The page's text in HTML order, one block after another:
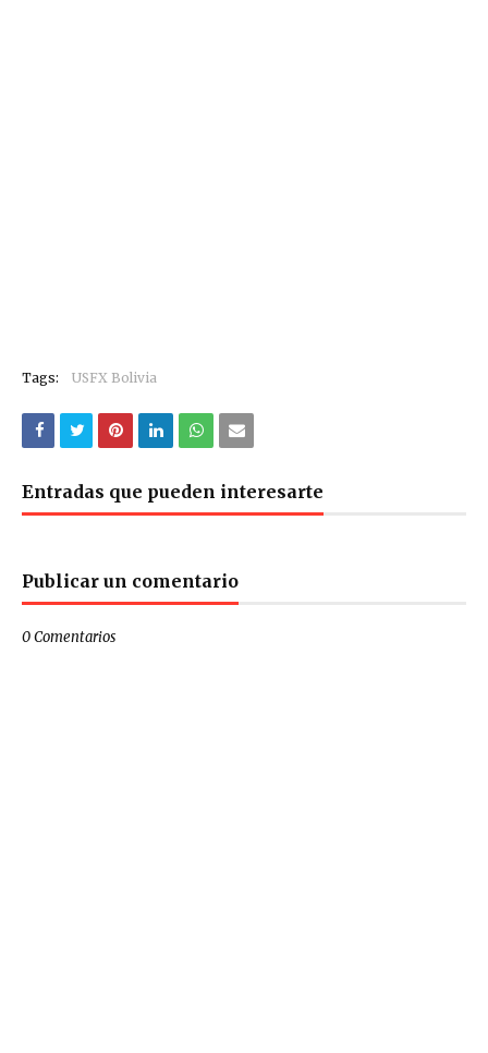
Tags: USFX Bolivia
Entradas que pueden interesarte
Publicar un comentario
0 Comentarios